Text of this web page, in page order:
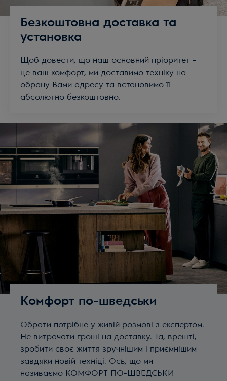
Безкоштовна доставка та
установка
Щоб довести, що наш основний пріоритет –
це ваш комфорт, ми доставимо техніку на
обрану Вами адресу та встановимо її
абсолютно безкоштовно.
Комфорт по-шведськи
Обрати потрібне у живій розмові з експертом.
Не витрачати гроші на доставку. Та, врешті,
зробити своє життя зручнішим і приємнішим
завдяки новій техніці. Ось, що ми
називаємо КОМФОРТ ПО-ШВЕДСЬКИ